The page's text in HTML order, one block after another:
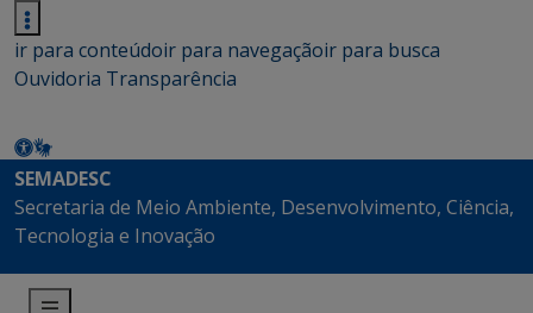
ir para conteúdoir para navegaçãoir para busca
Ouvidoria Transparência
SEMADESC
Secretaria de Meio Ambiente, Desenvolvimento, Ciência,
Tecnologia e Inovação